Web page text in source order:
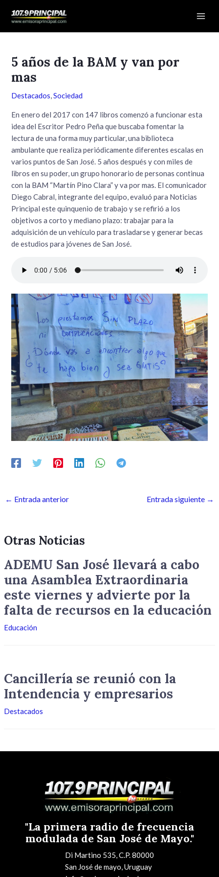
5 años de la BAM y van por
mas
Destacados,Sociedad
En enero del 2017 con 147 libros comenzó a funcionar esta
idea del Escritor Pedro Peña que buscaba fomentar la
lectura de una forma muy particular, una biblioteca
ambulante que realiza periódicamente diferentes escalas en
varios puntos de San José. 5 años después y con miles de
libros en su poder, un grupo honorario de personas continua
con la BAM “Martín Pino Clara” y va por mas. El comunicador
Diego Cabral, integrante del equipo, evaluó para Noticias
Principal este quinquenio de trabajo y se refirió a los
objetivos a corto y mediano plazo: trabajar para la
adquisición de un vehículo para trasladarse y generar becas
de estudios para jóvenes de San José.
de
← Entrada anterior Entrada siguiente →
Otras Noticias
ADEMU San José llevará a cabo
una Asamblea Extraordinaria
este viernes y advierte por la
falta de recursos en la educación
Educación
Cancillería se reunió con la
Intendencia y empresarios
Destacados
"La primera radio de frecuencia
modulada de San José de Mayo."
Di Martino 535, C.P. 80000
San José de mayo, Uruguay